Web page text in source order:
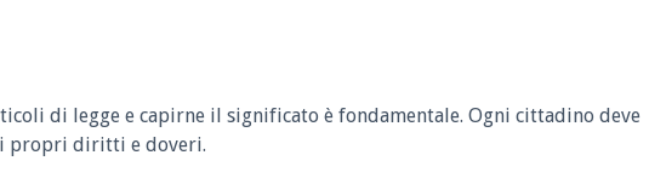
di legge e capirne il significato è fondamentale. Ogni cittadino deve
i propri diritti e doveri.